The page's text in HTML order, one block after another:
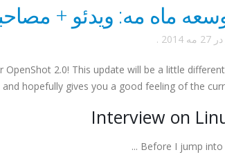
ماه مه: ویدئو +
در27 مه 2014 .
2.0! This update will be a little
hopefully gives you a good feeling of the
Interview on
Before I jump into